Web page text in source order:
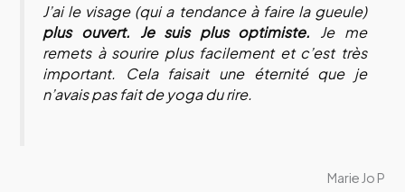
J’ai le visage (qui a tendance à faire la gueule)
plus ouvert. Je suis plus optimiste. Je me
remets à sourire plus facilement et c’est très
important. Cela faisait une éternité que je
n’avais pas fait de yoga du rire.
Marie Jo P